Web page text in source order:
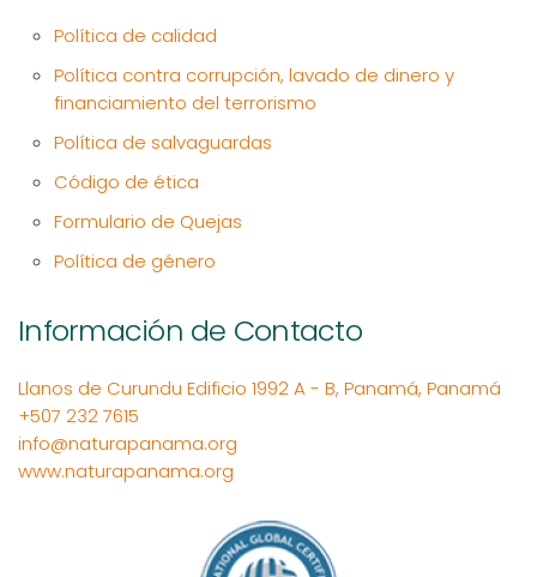
Política de calidad
Política contra corrupción, lavado de dinero y
financiamiento del terrorismo
Política de salvaguardas
Código de ética
Formulario de Quejas
Política de género
Información de Contacto
Llanos de Curundu Edificio 1992 A - B, Panamá, Panamá
+507 232 7615
info@naturapanama.org
www.naturapanama.org